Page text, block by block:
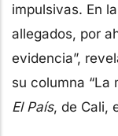
impulsivas. En
allegados, por
evidencia”,
su columna “La
El País, de Cali,